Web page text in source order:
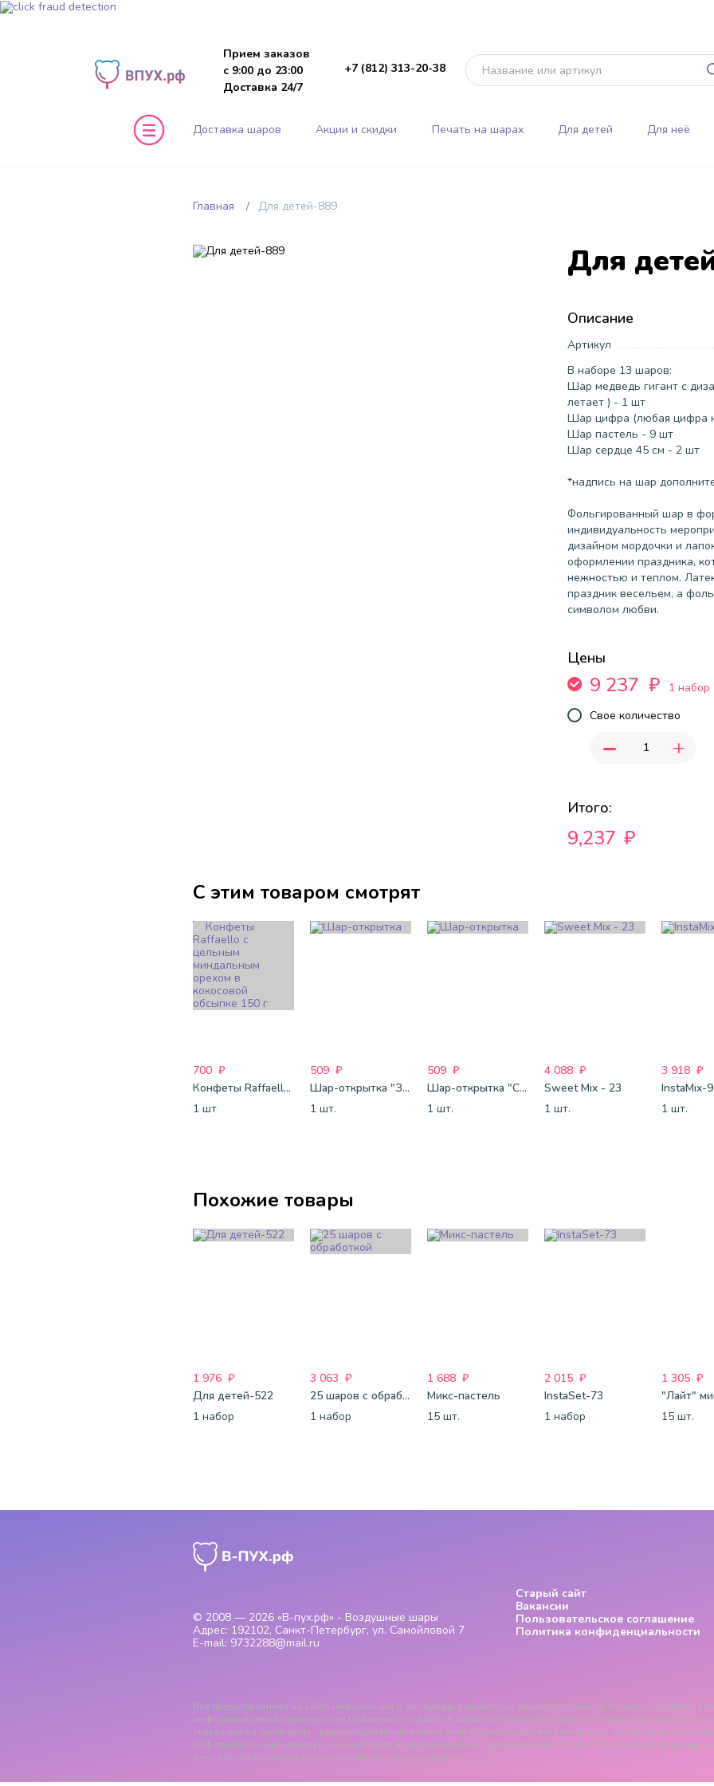
Прием заказов
с 9:00 до 23:00
Доставка 24/7
+7 (812) 313-20-38
Доставка шаров Акции и скидки Печать на шарах Для детей Для неё
Главная Для детей-889
Для
Описание
Артикул
В наборе 13 шаров:
Шар медведь гигант с
летает ) - 1 шт
Шар цифра (любая цифра
Шар пастель - 9 шт
Шар сердце 45 см - 2 шт
*надпись на шар
Фольгированный шар в
индивидуальность
дизайном мордочки и
оформлении праздника,
нежностью и теплом.
праздник весельем, а
символом любви.
Цены
9 237 ₽
1 набор
Свое количество
- +
Итого:
9,237 ₽
С этим товаром смотрят
700 ₽
Конфеты Raffaello с цельным миндальным орехом в кокосовой обсыпке 150 г
1 шт
509 ₽
Шар-открытка "Звезда" (45 см) - 1
1 шт.
509 ₽
Шар-открытка "Сердце" (45 см) - 2
1 шт.
4 088 ₽
Sweet Mix - 23
1 шт.
3 918 ₽
InstaMix-
1 шт.
Похожие товары
1 976 ₽
Для детей-522
1 набор
3 063 ₽
25 шаров с обработкой
1 набор
1 688 ₽
Микс-пастель
15 шт.
2 015 ₽
InstaSet-73
1 набор
1 305 ₽
15 шт.
© 2008 — 2026 «В-пух.рф» - Воздушные шары
Адрес: 192102, Санкт-Петербург, ул. Самойловой 7
E-mail: 9732288@mail.ru
Старый сайт
Вакансии
Пользовательское соглашение
Политика конфиденциальности
Вся представленная на сайте информация о продукции (параметры, характеристики, цветовые сочетания, а
информационный характер и ни при каких условиях не является публичной офертой, определяемой
Указанные на сайте цены - рекомендованные и могут отличаться от действительных цен. Все данные,
информационный характер и не являются исчерпывающими. Для получения более подробной информации
операторам компании по указанным на сайте телефонам.